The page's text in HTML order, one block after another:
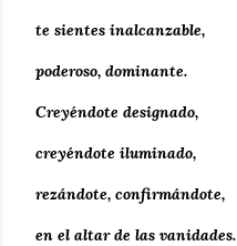
te sientes inalcanzable,
poderoso, dominante.
Creyéndote designado,
creyéndote iluminado,
rezándote, confirmándote,
en el altar de las vanidades.